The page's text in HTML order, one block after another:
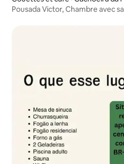
Pousada Victor, Chambre avec